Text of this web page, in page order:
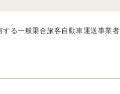
る一般乗合旅客自動車運送事業者